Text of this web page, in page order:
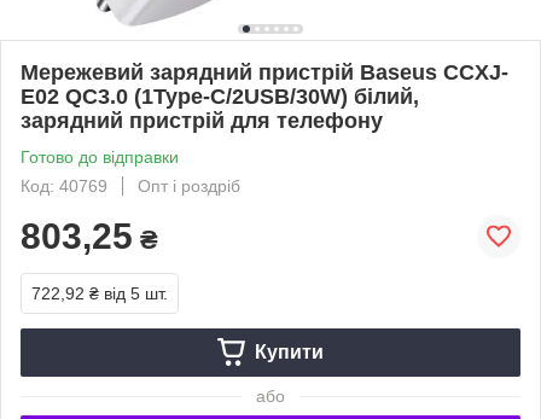
Мережевий зарядний пристрій Baseus CCXJ-
E02 QC3.0 (1Type-C/2USB/30W) білий,
зарядний пристрій для телефону
Готово до відправки
Код: 40769
Опт і роздріб
803,25 ₴
722,92 ₴ від 5 шт.
Купити
або